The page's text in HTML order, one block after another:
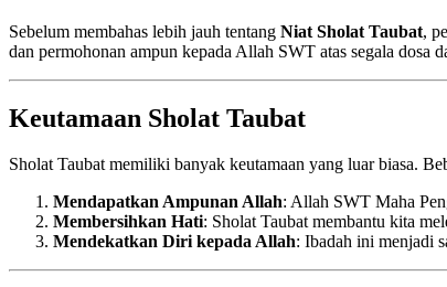
Sebelum membahas lebih jauh tentang Niat Sholat Taubat,
dan permohonan ampun kepada Allah SWT atas segala dosa
Keutamaan Sholat Taubat
Sholat Taubat memiliki banyak keutamaan yang luar biasa.
Mendapatkan Ampunan Allah: Allah SWT Maha
Membersihkan Hati: Sholat Taubat membantu kita
Mendekatkan Diri kepada Allah: Ibadah ini menjadi